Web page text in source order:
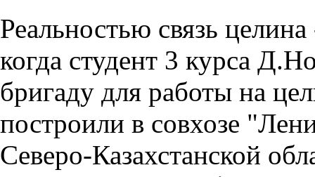
Реальностью связь
когда студент 3 курса
бригаду для работы на
построили в совхозе
Северо-Казахстанской